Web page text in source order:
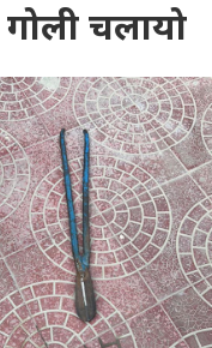
गोली चलायो